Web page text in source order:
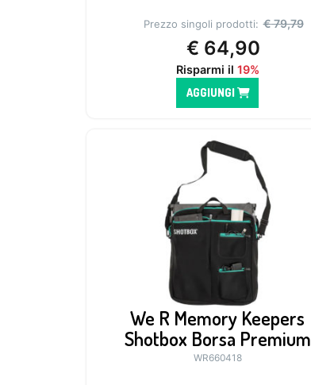
Prezzo singoli prodotti: €79,79
€ 64,90
Risparmi il 19%
AGGIUNGI
We R Memory Keepers
Shotbox Borsa Premium
WR660418